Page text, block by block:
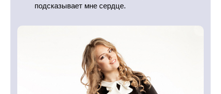
подсказывает мне сердце.